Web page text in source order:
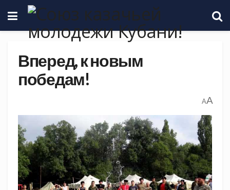
Вперед, к новым
победам!
AA